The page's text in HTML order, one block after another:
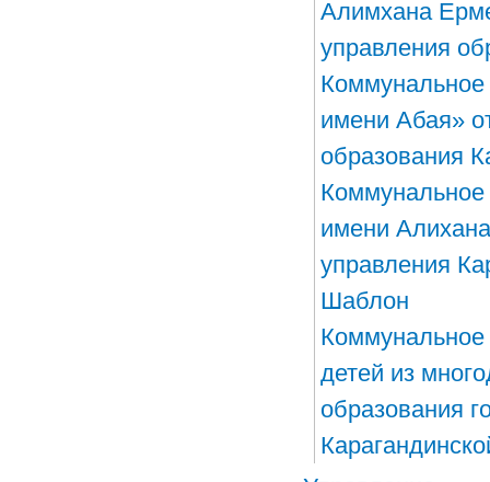
Алимхана
управления
имени Абая»
образования
имени
управления
Шаблон
​Коммунальное
детей из
образования